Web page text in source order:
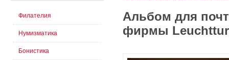
Альбом для
фирмы
Филателия
Нумизматика
Бонистика